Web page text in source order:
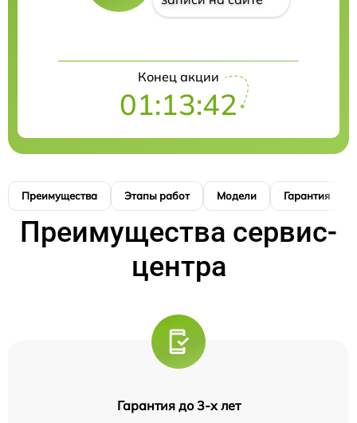
Конец акции
01:13:41
Преимущества Этапы работ Модели Гарантия
Преимущества сервис-
центра
Гарантия до 3-х лет